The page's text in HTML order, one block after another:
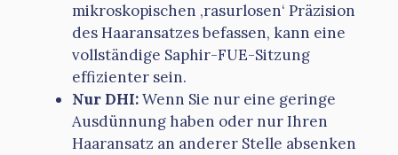
mikroskopischen ‚rasurlosen‘ Präzision
des Haaransatzes befassen, kann eine
vollständige Saphir-FUE-Sitzung
effizienter sein.
Nur DHI:Wenn Sie nur eine geringe
Ausdünnung haben oder nur Ihren
Haaransatz an anderer Stelle absenken